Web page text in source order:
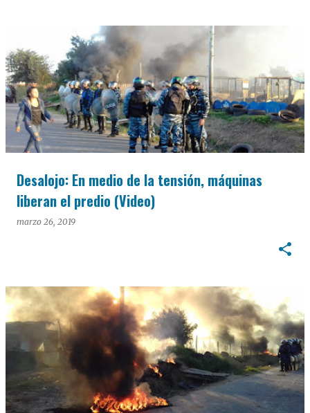
Desalojo: En medio de la tensión, máquinas
liberan el predio (Video)
marzo 26, 2019